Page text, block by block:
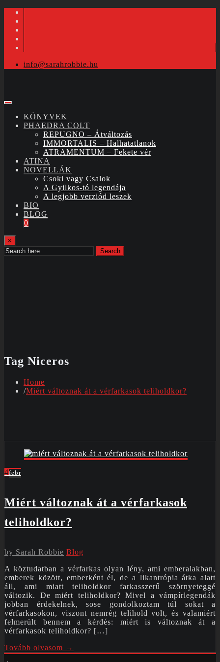
info@sarahrobbie.hu
KÖNYVEK
PHAEDRA COLT
REPUGNO – Átváltozás
IMMORTALIS – Halhatatlanok
ATRAMENTUM – Fekete vér
ATINA
NOVELLÁK
Csoki vagy Csalok
A Gyilkos-tó legendája
A legjobb verziód leszek
BIO
BLOG
0
×
Search
Tag Niceros
Home
Miért változnak át a vérfarkasok teliholdkor?
4febr
Miért változnak át a vérfarkasok
teliholdkor?
by Sarah Robbie Blog
A köztudatban a vérfarkas olyan lény, ami emberalakban,
emberek között, emberként él, de a likantrópia átka alatt
áll, ami miatt teliholdkor farkasszerű szörnyeteggé
változik. De miért teliholdkor? Mivel a vámpírlegendák
jobban érdekelnek, sose gondolkoztam túl sokat a
vérfarkasokon, viszont nemrég telihold volt, és valamiért
felmerült bennem a kérdés: miért is változnak át a
vérfarkasok teliholdkor? […]
Tovább olvasom →